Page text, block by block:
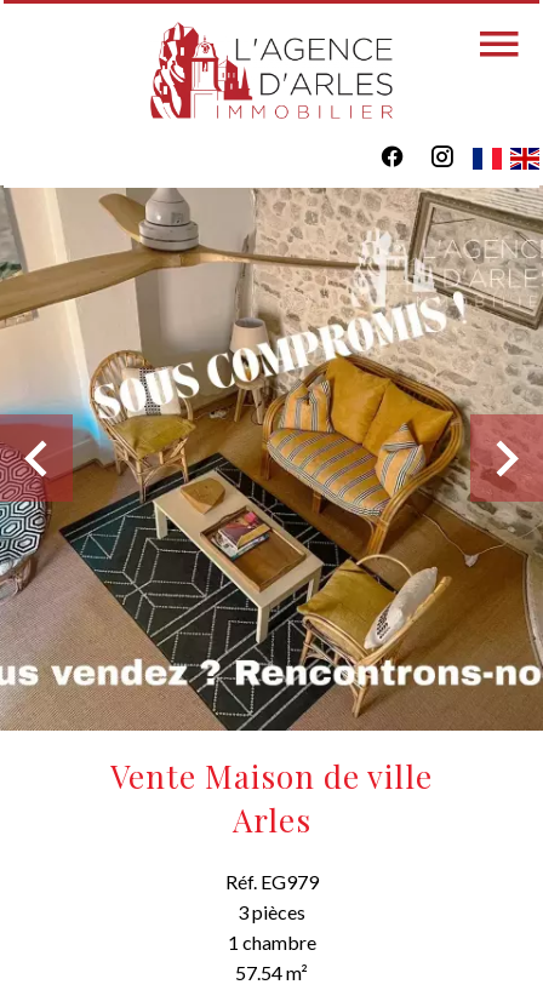
Vente Maison de ville
Arles
Réf. EG979
3 pièces
1 chambre
57.54 m²